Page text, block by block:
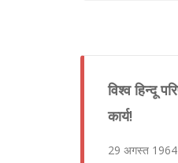
विश्‍व हिन्‍दू
कार्य!
29 अगस्त 1964